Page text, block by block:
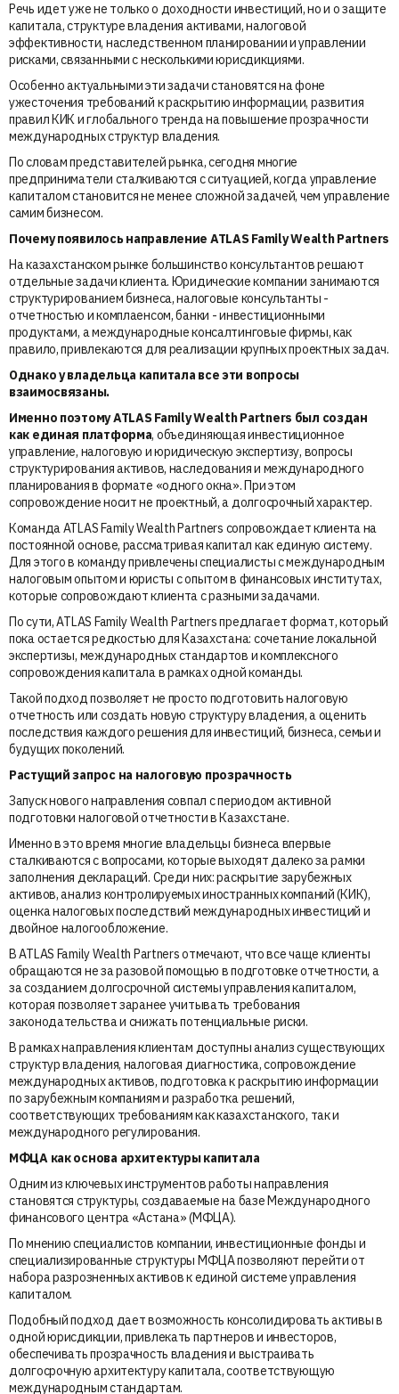
Речь идет уже не только о доходности инвестиций, но и о защите
капитала, структуре владения активами, налоговой
эффективности, наследственном планировании и управлении
рисками, связанными с несколькими юрисдикциями.
Особенно актуальными эти задачи становятся на фоне
ужесточения требований к раскрытию информации, развития
правил КИК и глобального тренда на повышение прозрачности
международных структур владения.
По словам представителей рынка, сегодня многие
предприниматели сталкиваются с ситуацией, когда управление
капиталом становится не менее сложной задачей, чем управление
самим бизнесом.
Почему появилось направление ATLAS Family Wealth Partners
На казахстанском рынке большинство консультантов решают
отдельные задачи клиента. Юридические компании занимаются
структурированием бизнеса, налоговые консультанты -
отчетностью и комплаенсом, банки - инвестиционными
продуктами, а международные консалтинговые фирмы, как
правило, привлекаются для реализации крупных проектных задач.
Однако у владельца капитала все эти вопросы
взаимосвязаны.
Именно поэтому ATLAS Family Wealth Partners был создан
как единая платформа, объединяющая инвестиционное
управление, налоговую и юридическую экспертизу, вопросы
структурирования активов, наследования и международного
планирования в формате «одного окна». При этом
сопровождение носит не проектный, а долгосрочный характер.
Команда ATLAS Family Wealth Partners сопровождает клиента на
постоянной основе, рассматривая капитал как единую систему.
Для этого в команду привлечены специалисты с международным
налоговым опытом и юристы с опытом в финансовых институтах,
которые сопровождают клиента с разными задачами.
По сути, ATLAS Family Wealth Partners предлагает формат, который
пока остается редкостью для Казахстана: сочетание локальной
экспертизы, международных стандартов и комплексного
сопровождения капитала в рамках одной команды.
Такой подход позволяет не просто подготовить налоговую
отчетность или создать новую структуру владения, а оценить
последствия каждого решения для инвестиций, бизнеса, семьи и
будущих поколений.
Растущий запрос на налоговую прозрачность
Запуск нового направления совпал с периодом активной
подготовки налоговой отчетности в Казахстане.
Именно в это время многие владельцы бизнеса впервые
сталкиваются с вопросами, которые выходят далеко за рамки
заполнения деклараций. Среди них: раскрытие зарубежных
активов, анализ контролируемых иностранных компаний (КИК),
оценка налоговых последствий международных инвестиций и
двойное налогообложение.
В ATLAS Family Wealth Partners отмечают, что все чаще клиенты
обращаются не за разовой помощью в подготовке отчетности, а
за созданием долгосрочной системы управления капиталом,
которая позволяет заранее учитывать требования
законодательства и снижать потенциальные риски.
В рамках направления клиентам доступны анализ существующих
структур владения, налоговая диагностика, сопровождение
международных активов, подготовка к раскрытию информации
по зарубежным компаниям и разработка решений,
соответствующих требованиям как казахстанского, так и
международного регулирования.
МФЦА как основа архитектуры капитала
Одним из ключевых инструментов работы направления
становятся структуры, создаваемые на базе Международного
финансового центра «Астана» (МФЦА).
По мнению специалистов компании, инвестиционные фонды и
специализированные структуры МФЦА позволяют перейти от
набора разрозненных активов к единой системе управления
капиталом.
Подобный подход дает возможность консолидировать активы в
одной юрисдикции, привлекать партнеров и инвесторов,
обеспечивать прозрачность владения и выстраивать
долгосрочную архитектуру капитала, соответствующую
международным стандартам.